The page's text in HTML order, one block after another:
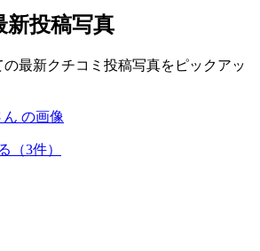
新投稿写真
最新クチコミ投稿写真をピックアッ
（3件）